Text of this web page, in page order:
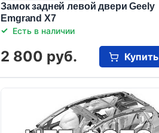
Замок задней левой двери Geely
Emgrand X7
Есть в наличии
2 800 руб. Купить